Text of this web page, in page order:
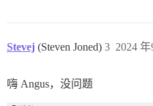
Stevej (Steven Joned) 2024
3
嗨 Angus，没问题